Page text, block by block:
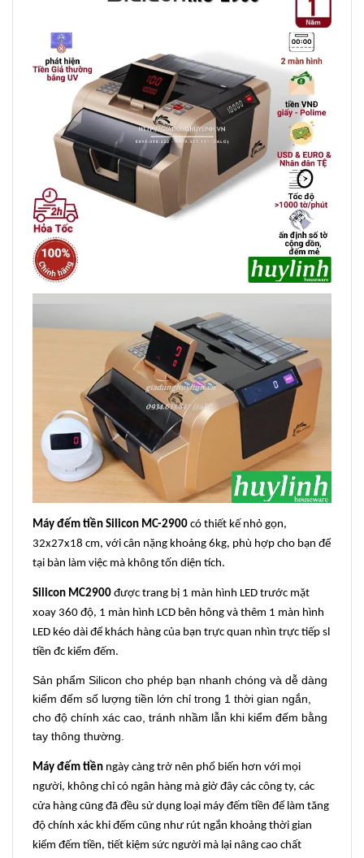
Máy đếm tiền Silicon MC-2900 có thiết kế nhỏ gọn,
32x27x18 cm, với cân nặng khoảng 6kg, phù hợp cho bạn để
tại bàn làm việc mà không tốn diện tích.
Silicon MC2900 được trang bị 1 màn hình LED trước mặt
xoay 360 độ, 1 màn hình LCD bên hông và thêm 1 màn hình
LED kéo dài để khách hàng của bạn trực quan nhìn trực tiếp sl
tiền đc kiểm đếm.
Sản phẩm Silicon cho phép bạn nhanh chóng và dễ dàng
kiểm đếm số lượng tiền lớn chỉ trong 1 thời gian ngắn,
cho độ chính xác cao, tránh nhầm lẫn khi kiểm đếm bằng
tay thông thường.
Máy đếm tiền ngày càng trở nên phổ biến hơn với mọi
người, không chỉ có ngân hàng mà giờ đây các công ty, các
cửa hàng cũng đã đều sử dụng loại máy đếm tiền để làm tăng
độ chính xác khi đếm cũng như rút ngắn khoảng thời gian
kiểm đếm tiền, tiết kiệm sức người mà lại nâng cao chất